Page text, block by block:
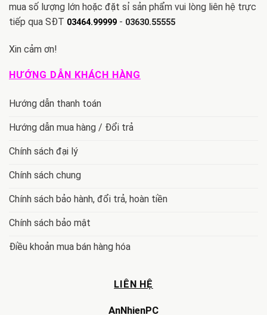
mua số lượng lớn hoặc đặt sỉ sản phẩm vui lòng liên hệ trực
tiếp qua SĐT 03464.99999 - 03630.55555
Xin cảm ơn!
HƯỚNG DẪN KHÁCH HÀNG
Hướng dẫn thanh toán
Hướng dẫn mua hàng / Đổi trả
Chính sách đại lý
Chính sách chung
Chính sách bảo hành, đổi trả, hoàn tiền
Chính sách bảo mật
Điều khoản mua bán hàng hóa
LIÊN HỆ
AnNhienPC